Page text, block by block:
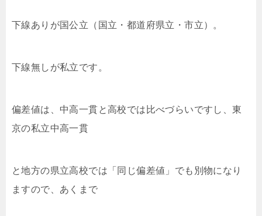
下線ありが国公立（国立・都道府県立・市立） 。
下線無しが私立です。
偏差値は、中高一貫と高校では比べづらいですし、東
京の私立中高一貫
と地方の県立高校では「同じ偏差値」でも別物になり
ますので、あくまで